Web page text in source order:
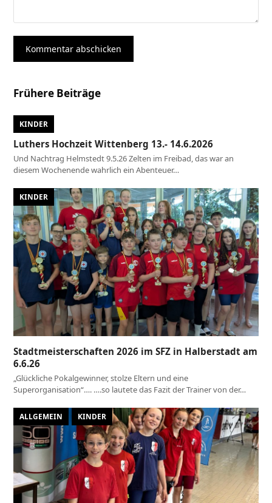
Frühere Beiträge
KINDER
Luthers Hochzeit Wittenberg 13.- 14.6.2026
Und Nachtrag Helmstedt 9.5.26 Zelten im Freibad, das war an
diesem Wochenende wahrlich ein Abenteuer…
KINDER
Stadtmeisterschaften 2026 im SFZ in Halberstadt am
6.6.26
„Glückliche Pokalgewinner, stolze Eltern und eine
Superorganisation“…. ….so lautete das Fazit der Trainer von der…
ALLGEMEIN KINDER